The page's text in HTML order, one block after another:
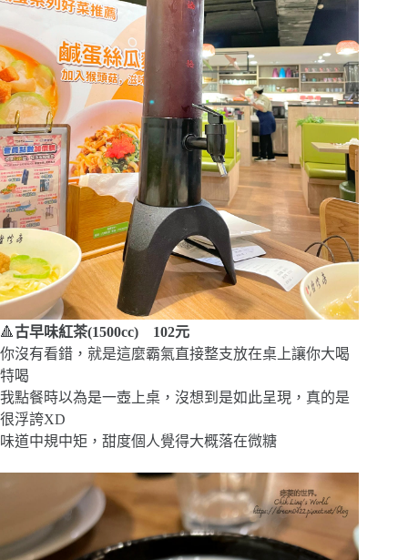
🔺古早味紅茶(1500cc) 102元
你沒有看錯，就是這麼霸氣直接整支放在桌上讓你大喝
特喝
我點餐時以為是一壺上桌，沒想到是如此呈現，真的是
很浮誇XD
味道中規中矩，甜度個人覺得大概落在微糖